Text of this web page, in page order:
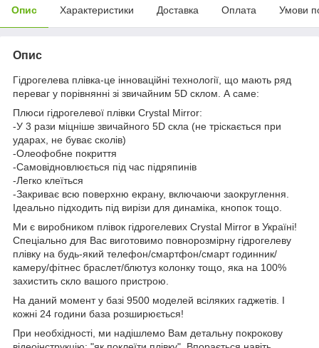
Опис Характеристики Доставка Оплата Умови
Опис
Гідрогелева плівка-це інноваційні технології, що мають ряд
переваг у порівнянні зі звичайним 5D склом. А саме:
Плюси гідрогелевої плівки Crystal Mirror:
-У 3 рази міцніше звичайного 5D скла (не тріскається при
ударах, не буває сколів)
-Олеофобне покриття
-Самовідновлюється під час підряпинів
-Легко клеїться
-Закриває всю поверхню екрану, включаючи заокруглення.
Ідеально підходить під вирізи для динаміка, кнопок тощо.
Ми є виробником плівок гідрогелевих Crystal Mirror в Україні!
Спеціально для Вас виготовимо повнорозмірну гідрогелеву
плівку на будь-який телефон/смартфон/смарт годинник/
камеру/фітнес браслет/блютуз колонку тощо, яка на 100%
захистить скло вашого пристрою.
На даний момент у базі 9500 моделей всіляких гаджетів. І
кожні 24 години база розширюється!
При необхідності, ми надішлемо Вам детальну покрокову